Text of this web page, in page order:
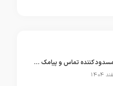
بهترین برنامه مسدود کننده تماس و پیامک در سال 2026